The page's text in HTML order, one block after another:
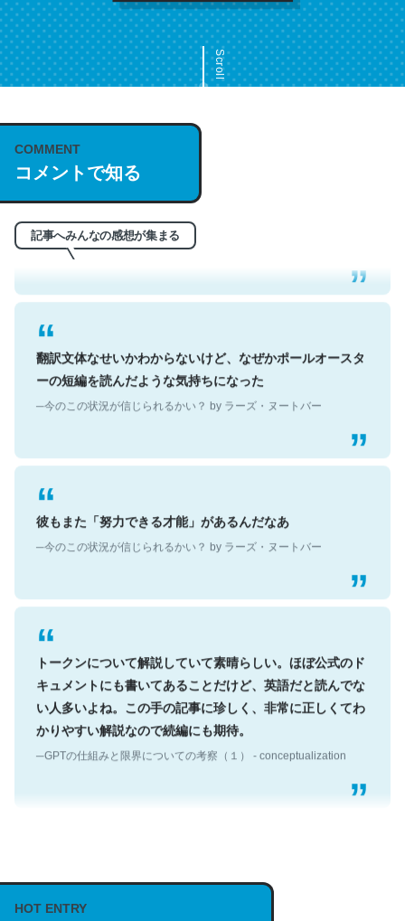
Scroll
COMMENT
コメントで知る
記事へみんなの感想が集まる
これは名文。彼はとてもクレバーなんだろうなと凄く思
う。英語少しでも読める人は原文もお勧め。自分はこの流
─今のこの状況が信じられるかい？ by ラーズ・ヌートバー
翻訳文体なせいかわからないけど、なぜかポールオースタ
ーの短編を読んだような気持ちになった
─今のこの状況が信じられるかい？ by ラーズ・ヌートバー
彼もまた「努力できる才能」があるんだなあ
─今のこの状況が信じられるかい？ by ラーズ・ヌートバー
トークンについて解説していて素晴らしい。ほぼ公式のド
キュメントにも書いてあることだけど、英語だと読んでな
い人多いよね。この手の記事に珍しく、非常に正しくてわ
かりやすい解説なので続編にも期待。
─GPTの仕組みと限界についての考察（１） - conceptualization
説してる記事が少ないので貴重な良記事。/続編来た
https://isobe324649.hatenablog.com/entry/2023/03/27
HOT ENTRY